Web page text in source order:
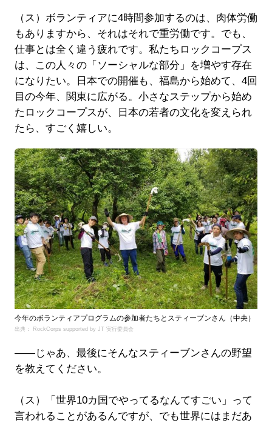
（ス）ボランティアに4時間参加するのは、肉体労働
もありますから、それはそれで重労働です。でも、
仕事とは全く違う疲れです。私たちロックコープス
は、この人々の「ソーシャルな部分」を増やす存在
になりたい。日本での開催も、福島から始めて、4回
目の今年、関東に広がる。小さなステップから始め
たロックコープスが、日本の若者の文化を変えられ
たら、すごく嬉しい。
今年のボランティアプログラムの参加者たちとスティーブンさん（中央）
出典： RockCorps supported by JT 実行委員会
――じゃあ、最後にそんなスティーブンさんの野望
を教えてください。
（ス）「世界10カ国でやってるなんてすごい」って
言われることがあるんですが、でも世界にはまだあ